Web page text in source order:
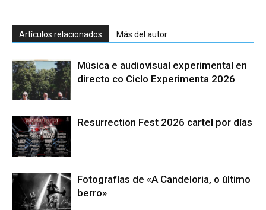
Artículos relacionados Más del autor
Música e audiovisual experimental en
directo co Ciclo Experimenta 2026
Resurrection Fest 2026 cartel por días
Fotografías de «A Candeloria, o último
berro»